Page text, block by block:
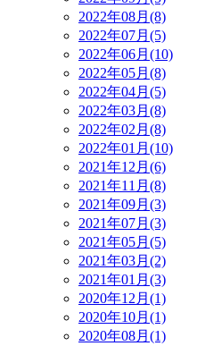
2022年08月(8)
2022年07月(5)
2022年06月(10)
2022年05月(8)
2022年04月(5)
2022年03月(8)
2022年02月(8)
2022年01月(10)
2021年12月(6)
2021年11月(8)
2021年09月(3)
2021年07月(3)
2021年05月(5)
2021年03月(2)
2021年01月(3)
2020年12月(1)
2020年10月(1)
2020年08月(1)